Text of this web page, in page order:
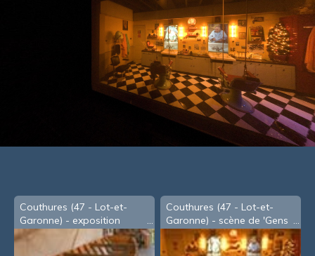
Couthures (47 - Lot-et-
Garonne) - exposition
Couthures (47 - Lot-et-
Garonne) - scène de 'Gens
de Garonne'